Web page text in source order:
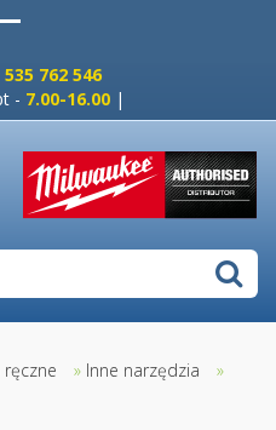
535 762 546
- 7.00-16.00 |
» Inne narzędzia
»